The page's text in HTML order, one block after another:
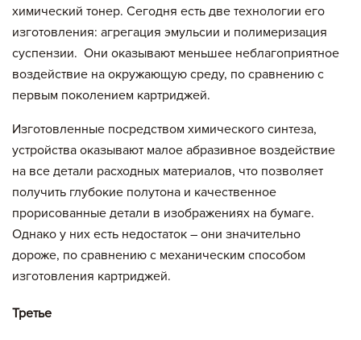
химический тонер. Сегодня есть две технологии его
изготовления: агрегация эмульсии и полимеризация
суспензии. Они оказывают меньшее неблагоприятное
воздействие на окружающую среду, по сравнению с
первым поколением картриджей.
Изготовленные посредством химического синтеза,
устройства оказывают малое абразивное воздействие
на все детали расходных материалов, что позволяет
получить глубокие полутона и качественное
прорисованные детали в изображениях на бумаге.
Однако у них есть недостаток – они значительно
дороже, по сравнению с механическим способом
изготовления картриджей.
Третье